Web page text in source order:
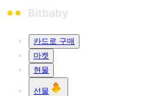
카드로 구매
마켓
현물
선물